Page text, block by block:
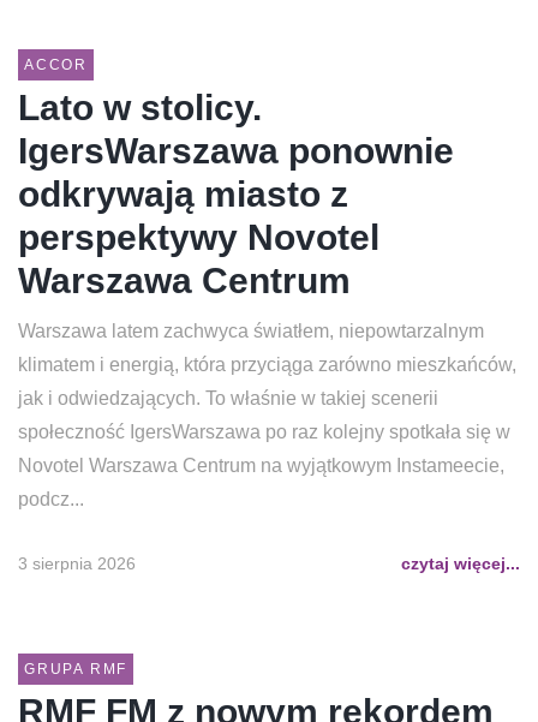
ACCOR
Lato w stolicy.
IgersWarszawa ponownie
odkrywają miasto z
perspektywy Novotel
Warszawa Centrum
Warszawa latem zachwyca światłem, niepowtarzalnym
klimatem i energią, która przyciąga zarówno mieszkańców,
jak i odwiedzających. To właśnie w takiej scenerii
społeczność IgersWarszawa po raz kolejny spotkała się w
Novotel Warszawa Centrum na wyjątkowym Instameecie,
podcz...
3 sierpnia 2026 czytaj więcej...
GRUPA RMF
RMF FM z nowym rekordem